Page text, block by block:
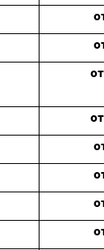
от
от